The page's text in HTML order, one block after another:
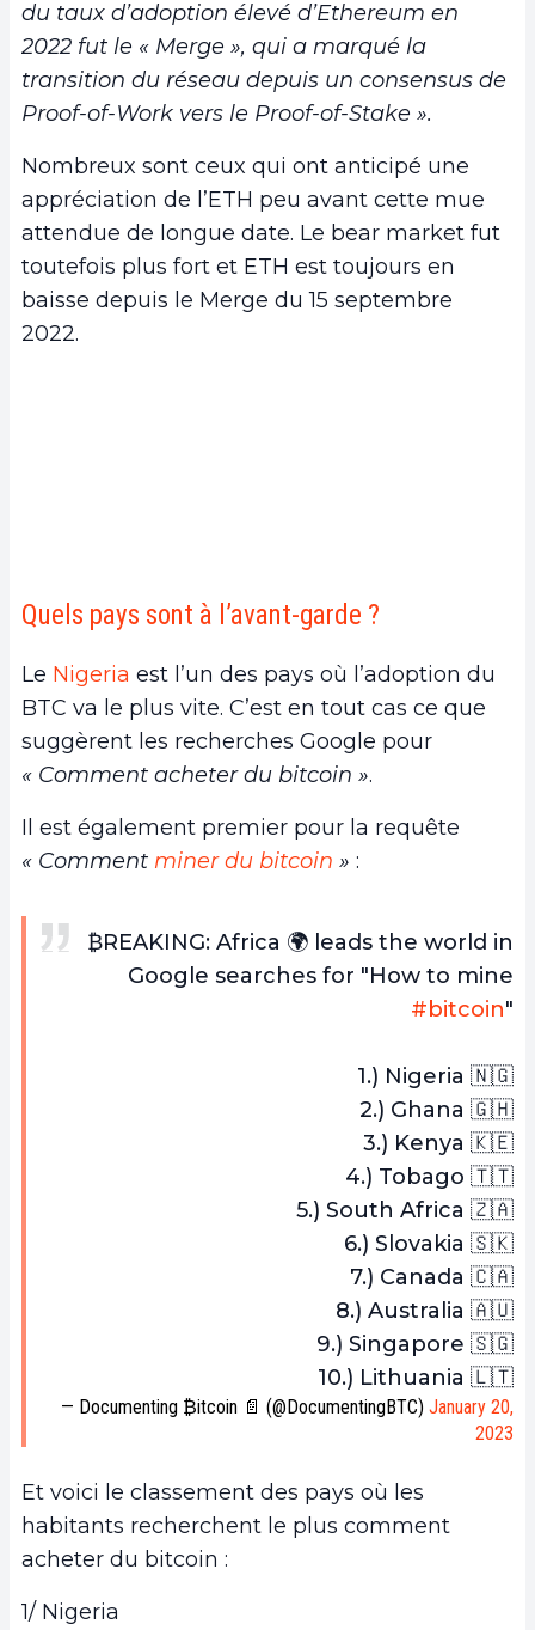
du taux d’adoption élevé d’Ethereum en
2022 fut le « Merge », qui a marqué la
transition du réseau depuis un consensus de
Proof-of-Work vers le Proof-of-Stake ».
Nombreux sont ceux qui ont anticipé une
appréciation de l’ETH peu avant cette mue
attendue de longue date. Le bear market fut
toutefois plus fort et ETH est toujours en
baisse depuis le Merge du 15 septembre
2022.
Quels pays sont à l’avant-garde ?
Le Nigeria est l’un des pays où l’adoption du
BTC va le plus vite. C’est en tout cas ce que
suggèrent les recherches Google pour
« Comment acheter du bitcoin ».
Il est également premier pour la requête
« Comment miner du bitcoin » :
₿REAKING: Africa 🌍 leads the world in
Google searches for "How to mine
#bitcoin"
1.) Nigeria 🇳🇬
2.) Ghana 🇬🇭
3.) Kenya 🇰🇪
4.) Tobago 🇹🇹
5.) South Africa 🇿🇦
6.) Slovakia 🇸🇰
7.) Canada 🇨🇦
8.) Australia 🇦🇺
9.) Singapore 🇸🇬
10.) Lithuania 🇱🇹
— Documenting ₿itcoin 📄 (@DocumentingBTC) January 20,
2023
Et voici le classement des pays où les
habitants recherchent le plus comment
acheter du bitcoin :
1/ Nigeria